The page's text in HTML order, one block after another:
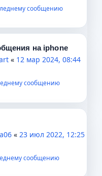
сообщению
на iphone
« 12 мар 2024, 08:44
сообщению
« 23 июл 2022, 12:25
сообщению